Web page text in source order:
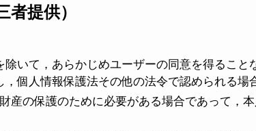
提供）
除いて，あらかじめユーザーの同意を得ること
個人情報保護法その他の法令で認められる場
産の保護のために必要がある場合であって，